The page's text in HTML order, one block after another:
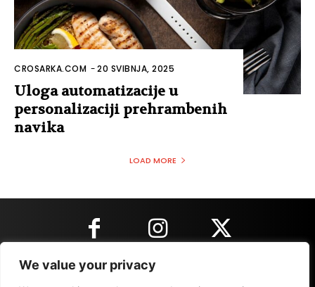
We value your privacy
CROSARKA.COM -20 SVIBNJA, 2025
Uloga automatizacije u
personalizaciji prehrambenih
navika
LOAD MORE
KONTAKT INFORMACIJE